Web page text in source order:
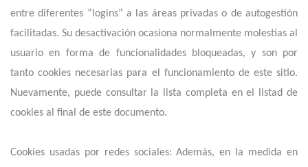
entre diferentes “logins” a las áreas privadas o de autogestión
facilitadas. Su desactivación ocasiona normalmente molestias al
usuario en forma de funcionalidades bloqueadas, y son por
tanto cookies necesarias para el funcionamiento de este sitio.
Nuevamente, puede consultar la lista completa en el listad de
cookies al final de este documento.
Cookies usadas por redes sociales: Además, en la medida en